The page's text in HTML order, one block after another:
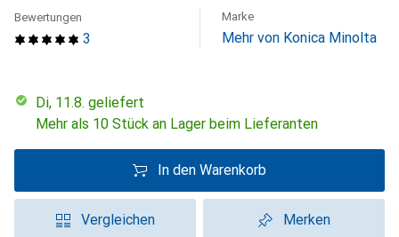
3
Bewertungen Marke
Mehr von Konica Minolta
Di, 11.8. geliefert
Mehr als 10 Stück an Lager beim Lieferanten
In den Warenkorb
Vergleichen Merken